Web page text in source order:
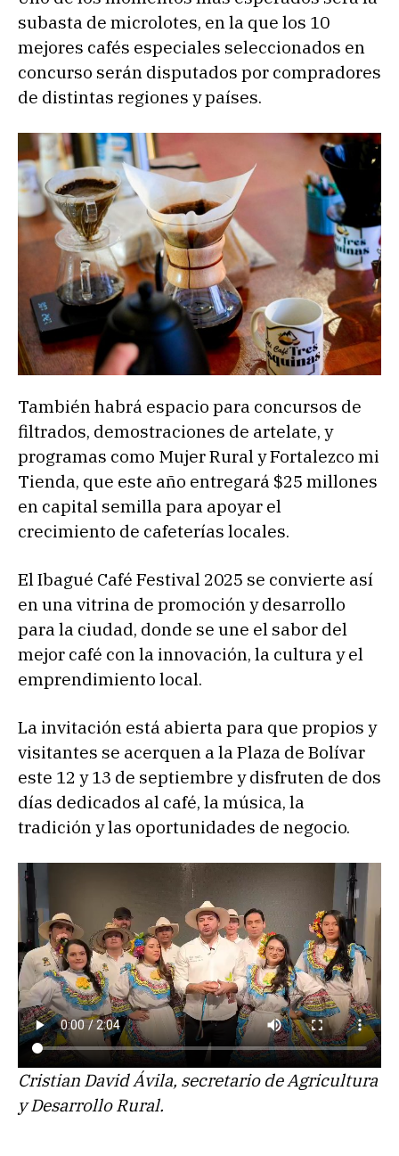
subasta de microlotes, en la que los 10
mejores cafés especiales seleccionados en
concurso serán disputados por compradores
de distintas regiones y países.
También habrá espacio para concursos de
filtrados, demostraciones de artelate, y
programas como Mujer Rural y Fortalezco mi
Tienda, que este año entregará $25 millones
en capital semilla para apoyar el
crecimiento de cafeterías locales.
El Ibagué Café Festival 2025 se convierte así
en una vitrina de promoción y desarrollo
para la ciudad, donde se une el sabor del
mejor café con la innovación, la cultura y el
emprendimiento local.
La invitación está abierta para que propios y
visitantes se acerquen a la Plaza de Bolívar
este 12 y 13 de septiembre y disfruten de dos
días dedicados al café, la música, la
tradición y las oportunidades de negocio.
Cristian David Ávila, secretario de Agricultura
y Desarrollo Rural.